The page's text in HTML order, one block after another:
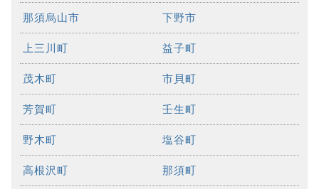
那須烏山市 下野市
上三川町 益子町
茂木町 市貝町
芳賀町 壬生町
野木町 塩谷町
高根沢町 那須町